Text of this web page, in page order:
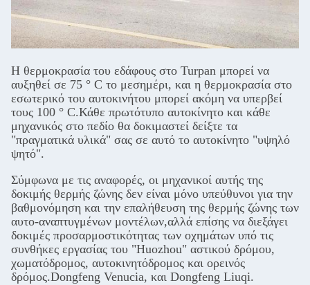
Η θερμοκρασία του εδάφους στο Turpan μπορεί να
αυξηθεί σε 75 ° C το μεσημέρι, και η θερμοκρασία στο
εσωτερικό του αυτοκινήτου μπορεί ακόμη να υπερβεί
τους 100 ° C.Κάθε πρωτότυπο αυτοκίνητο και κάθε
μηχανικός στο πεδίο θα δοκιμαστεί δείξτε τα
"πραγματικά υλικά" σας σε αυτό το αυτοκίνητο "υψηλό
ψητό".
Σύμφωνα με τις αναφορές, οι μηχανικοί αυτής της
δοκιμής θερμής ζώνης δεν είναι μόνο υπεύθυνοι για την
βαθμονόμηση και την επαλήθευση της θερμής ζώνης των
αυτο-αναπτυγμένων μοντέλων,αλλά επίσης να διεξάγει
δοκιμές προσαρμοστικότητας των οχημάτων υπό τις
συνθήκες εργασίας του "Huozhou" αστικού δρόμου,
χωματόδρομος, αυτοκινητόδρομος και ορεινός
δρόμος.Dongfeng Venucia, και Dongfeng Liuqi.